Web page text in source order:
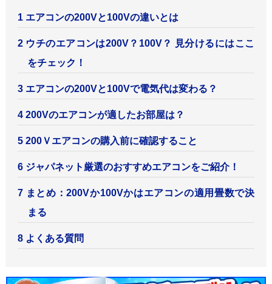
エアコンの200Vと100Vの違いとは
ウチのエアコンは200V？100V？ 見分けるにはここ
をチェック！
エアコンの200Vと100Vで電気代は変わる？
200Vのエアコンが適したお部屋は？
200Ｖエアコンの購入前に確認すること
ジャパネット厳選のおすすめエアコンをご紹介！
まとめ：200Vか100Vかはエアコンの適用畳数で決
まる
よくある質問